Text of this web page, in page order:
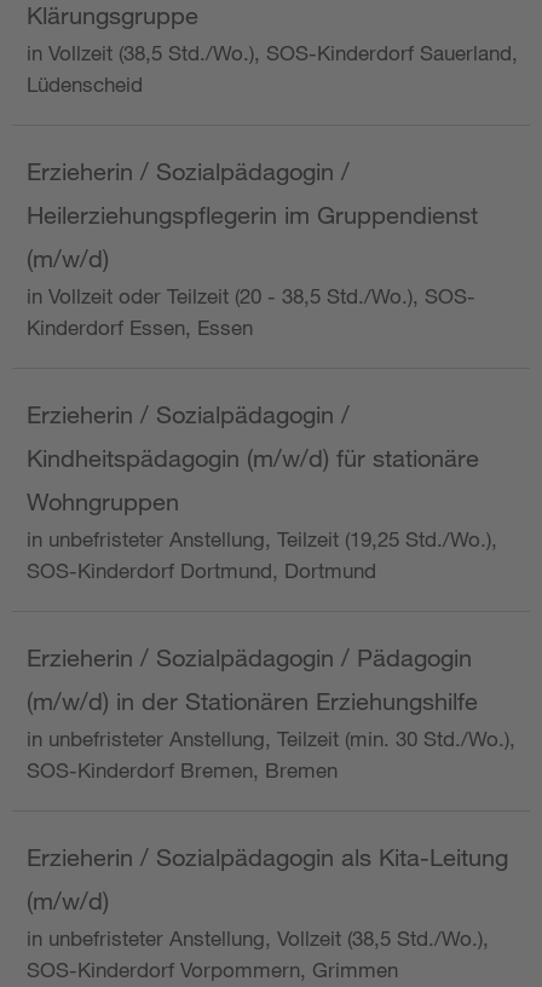
Klärungsgruppe
in Vollzeit (38,5 Std./Wo.), SOS-Kinderdorf Sauerland,
Lüdenscheid
Erzieherin / Sozialpädagogin /
Heilerziehungspflegerin im Gruppendienst
(m/w/d)
in Vollzeit oder Teilzeit (20 - 38,5 Std./Wo.), SOS-
Kinderdorf Essen, Essen
Erzieherin / Sozialpädagogin /
Kindheitspädagogin (m/w/d) für stationäre
Wohngruppen
in unbefristeter Anstellung, Teilzeit (19,25 Std./Wo.),
SOS-Kinderdorf Dortmund, Dortmund
Erzieherin / Sozialpädagogin / Pädagogin
(m/w/d) in der Stationären Erziehungshilfe
in unbefristeter Anstellung, Teilzeit (min. 30 Std./Wo.),
SOS-Kinderdorf Bremen, Bremen
Erzieherin / Sozialpädagogin als Kita-Leitung
(m/w/d)
in unbefristeter Anstellung, Vollzeit (38,5 Std./Wo.),
SOS-Kinderdorf Vorpommern, Grimmen